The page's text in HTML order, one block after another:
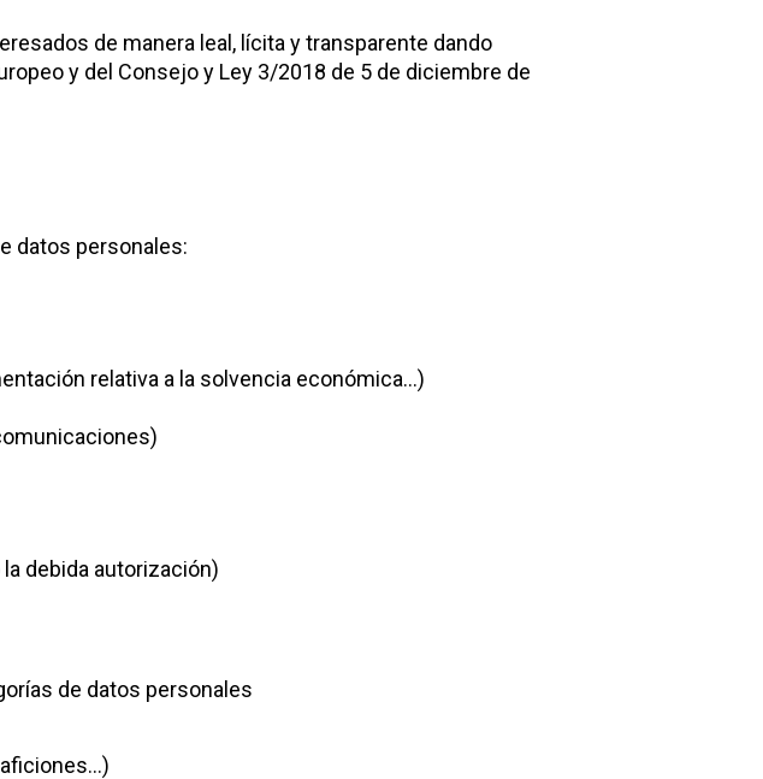
de manera leal, lícita y transparente dando
y del Consejo y Ley 3/2018 de 5 de diciembre de
datos personales:
relativa a la solvencia económica…)
debida autorización)
de datos personales